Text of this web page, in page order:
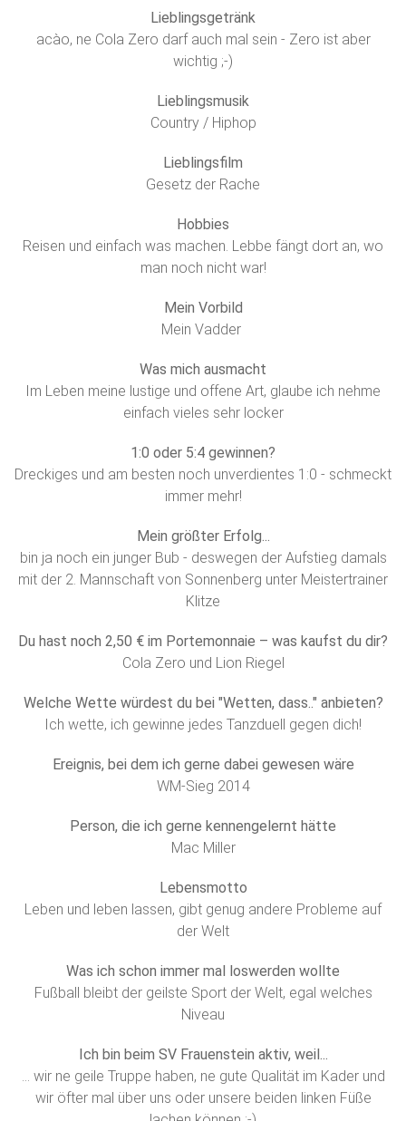
Lieblingsgetränk
acào, ne Cola Zero darf auch mal sein - Zero ist aber
wichtig ;-)
Lieblingsmusik
Country / Hiphop
Lieblingsfilm
Gesetz der Rache
Hobbies
Reisen und einfach was machen. Lebbe fängt dort an, wo
man noch nicht war!
Mein Vorbild
Mein Vadder
Was mich ausmacht
Im Leben meine lustige und offene Art, glaube ich nehme
einfach vieles sehr locker
1:0 oder 5:4 gewinnen?
Dreckiges und am besten noch unverdientes 1:0 - schmeckt
immer mehr!
Mein größter Erfolg...
bin ja noch ein junger Bub - deswegen der Aufstieg damals
mit der 2. Mannschaft von Sonnenberg unter Meistertrainer
Klitze
Du hast noch 2,50 € im Portemonnaie – was kaufst du dir?
Cola Zero und Lion Riegel
Welche Wette würdest du bei "Wetten, dass.." anbieten?
Ich wette, ich gewinne jedes Tanzduell gegen dich!
Ereignis, bei dem ich gerne dabei gewesen wäre
WM-Sieg 2014
Person, die ich gerne kennengelernt hätte
Mac Miller
Lebensmotto
Leben und leben lassen, gibt genug andere Probleme auf
der Welt
Was ich schon immer mal loswerden wollte
Fußball bleibt der geilste Sport der Welt, egal welches
Niveau
Ich bin beim SV Frauenstein aktiv, weil...
… wir ne geile Truppe haben, ne gute Qualität im Kader und
wir öfter mal über uns oder unsere beiden linken Füße